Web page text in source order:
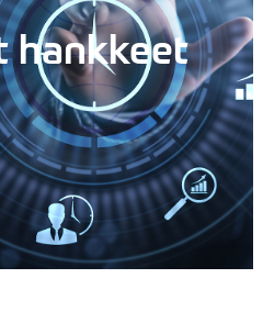
hankkeet